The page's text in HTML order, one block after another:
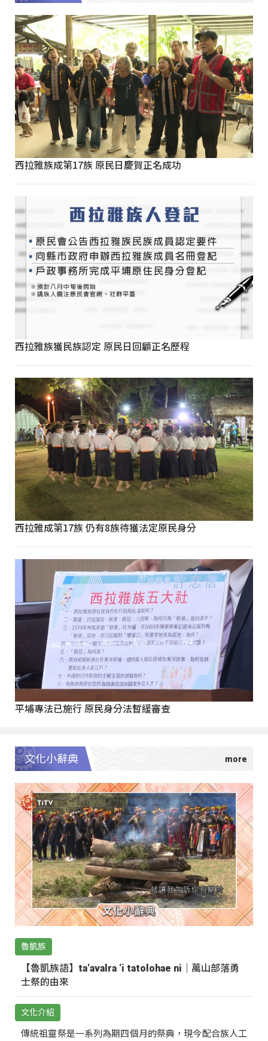
西拉雅族成第17族 原民日慶賀正名成功
西拉雅族獲民族認定 原民日回顧正名歷程
西拉雅成第17族 仍有8族待獲法定原民身分
平埔專法已施行 原民身分法暫緩審查
文化小辭典
魯凱族
【魯凱族語】ta‘avalra ‘i tatolohae ni｜萬山部落勇
士祭的由來
文化介紹
傳統祖靈祭是一系列為期四個月的祭典，現今配合族人工